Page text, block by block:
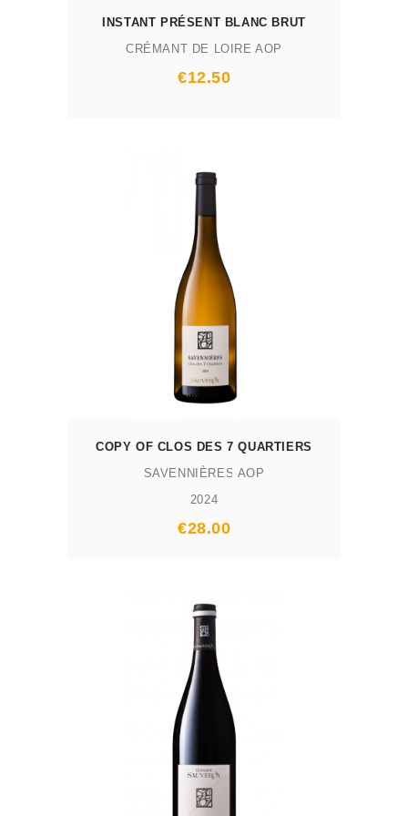
INSTANT PRÉSENT BLANC BRUT
CRÉMANT DE LOIRE AOP
Prix
€12.50
COPY OF CLOS DES 7 QUARTIERS
SAVENNIÈRES AOP
2024
Prix
€28.00